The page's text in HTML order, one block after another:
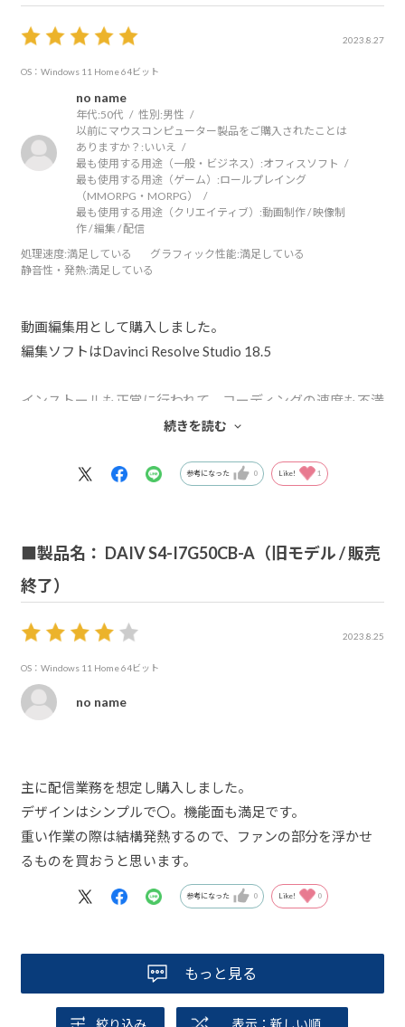
2023.8.27
OS：Windows 11 Home 64ビット
no name
年代:50代 性別:男性
以前にマウスコンピューター製品をご購入されたことは
ありますか？: いいえ
最も使用する用途（一般・ビジネス）:オフィスソフト
最も使用する用途（ゲーム）:ロールプレイング
（MMORPG・MORPG）
最も使用する用途（クリエイティブ）:動画制作 / 映像制
作 / 編集 / 配信
処理速度:満足している グラフィック性能:満足している
静音性・発熱:満足している
動画編集用として購入しました。
編集ソフトはDavinci Resolve Studio 18.5
インストールも正常に行われて、コーディングの速度も不満
液晶画面の解像度がもう少しあれば、もっといいですが
続きを読む
参考になった 0 Like! 1
■製品名： DAIV S4-I7G50CB-A（旧モデル / 販売
終了）
2023.8.25
OS：Windows 11 Home 64ビット
no name
主に配信業務を想定し購入しました。
デザインはシンプルで〇。機能面も満足です。
重い作業の際は結構発熱するので、ファンの部分を浮かせ
るものを買おうと思います。
参考になった 0 Like! 0
もっと見る
絞り込み 表示：新しい順